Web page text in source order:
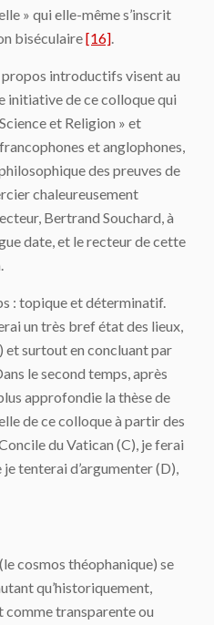
» qui elle-même s’inscrit
biséculaire[16].
propos introductifs visent au
initiative de ce colloque qui
et Religion » et
et anglophones,
des preuves de
chaleureusement
Bertrand Souchard, à
date, et le recteur de cette
: topique et déterminatif.
un très bref état des lieux,
surtout en concluant par
le second temps, après
approfondie la thèse de
de ce colloque à partir des
du Vatican (C), je ferai
tenterai d’argumenter (D),
cosmos théophanique) se
qu’historiquement,
comme transparente ou